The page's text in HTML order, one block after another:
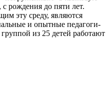
с рождения до пяти лет.
эту среду, являются
и опытные педагоги-
из 25 детей работают